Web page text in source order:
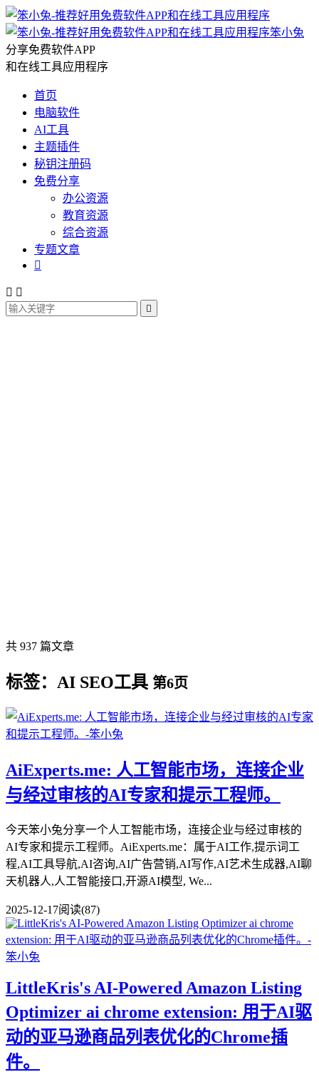
笨小兔
分享免费软件APP
和在线工具应用程序
首页
电脑软件
AI工具
主题插件
秘钥注册码
免费分享
办公资源
教育资源
综合资源
专题文章

 

共 937 篇文章
标签：AI SEO工具 第6页
AiExperts.me: 人工智能市场，连接企业
与经过审核的AI专家和提示工程师。
今天笨小兔分享一个人工智能市场，连接企业与经过审核的
AI专家和提示工程师。AiExperts.me：属于AI工作,提示词工
程,AI工具导航,AI咨询,AI广告营销,AI写作,AI艺术生成器,AI聊
天机器人,人工智能接口,开源AI模型, We...
2025-12-17阅读(87)
LittleKris's AI-Powered Amazon Listing
Optimizer ai chrome extension: 用于AI驱
动的亚马逊商品列表优化的Chrome插
件。